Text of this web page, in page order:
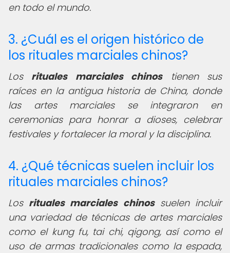
en todo el mundo.
3. ¿Cuál es el origen histórico de
los rituales marciales chinos?
Los rituales marciales chinostienen sus
raíces en la antigua historia de China, donde
las artes marciales se integraron en
ceremonias para honrar a dioses, celebrar
festivales y fortalecer la moral y la disciplina.
4. ¿Qué técnicas suelen incluir los
rituales marciales chinos?
Los rituales marciales chinossuelen incluir
una variedad de técnicas de artes marciales
como el kung fu, tai chi, qigong, así como el
uso de armas tradicionales como la espada,